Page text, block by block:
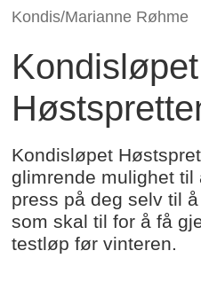
Kondis/Marianne Røhme
Kondisløpet
Kondisløpet
glimrende mulighet til
press på deg selv til
som skal til for å få
testløp før vinteren.